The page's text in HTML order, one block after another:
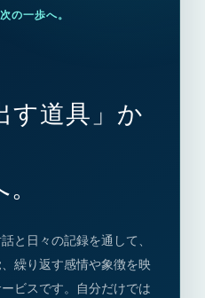
の一歩へ。
す道具」か
と日々の記録を通して、
繰り返す感情や象徴を映
ビスです。自分だけでは